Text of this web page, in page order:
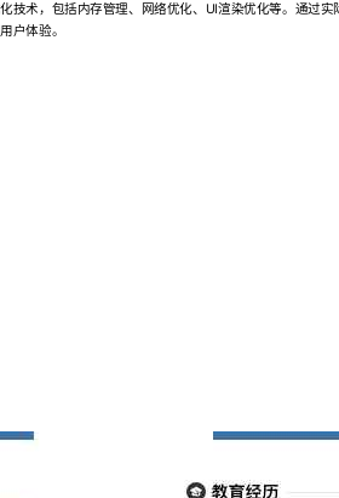
技术，包括内存管理、网络优化、UI渲染优化等。通过
户体验。